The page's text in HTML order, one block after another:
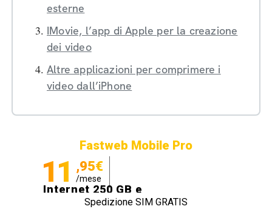
esterne
IMovie, l’app di Apple per la creazione
dei video
Altre applicazioni per comprimere i
video dall’iPhone
Fastweb Mobile Pro
11 ,95€
/mese
Internet 250 GB e
Minuti illimitati
Spedizione SIM GRATIS